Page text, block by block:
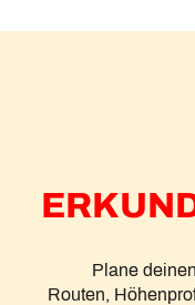
Plane
Routen,